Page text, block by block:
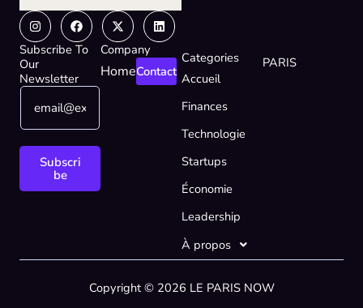
InstagramFacebook
X-
twitter
Linkedin
Subscribe To
Our
Newsletter
*
*
E
a
Subscri
be
Company
HomeContact
Categories
Accueil
Finances
Technologie
Startups
Économie
Leadership
À propos
PARIS
Copyright © 2026 LE PARIS NOW